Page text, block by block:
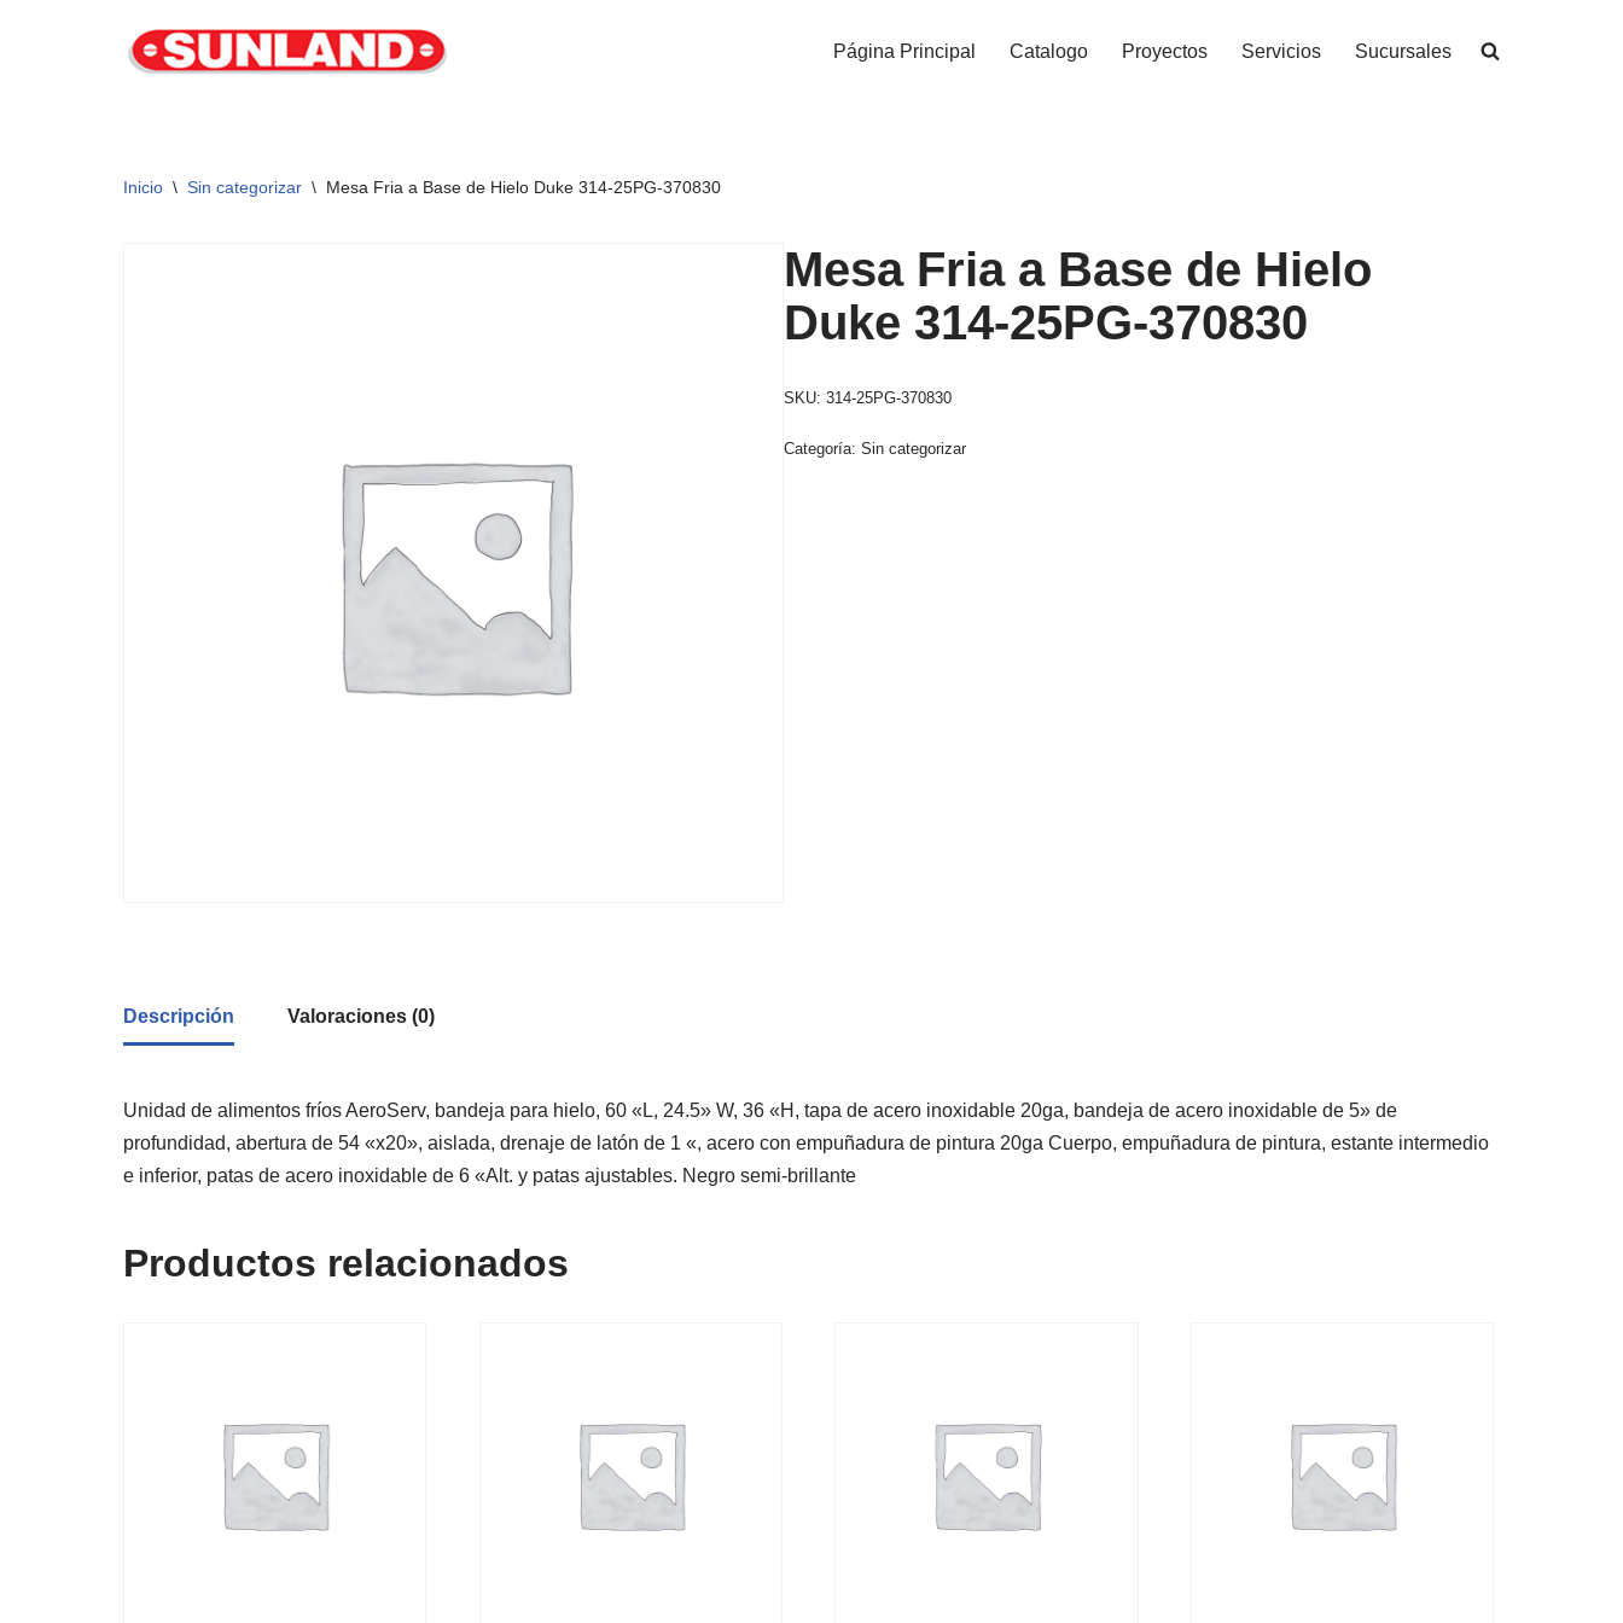
Página Principal Catalogo Proyectos Servicios Sucursales
Inicio \ Sin categorizar \ Mesa Fria a Base de Hielo Duke 314-25PG-370830
Mesa Fria a Base de Hielo
Duke 314-25PG-370830
SKU:314-25PG-370830
Categoría:Sin categorizar
Descripción Valoraciones (0)
Unidad de alimentos fríos AeroServ, bandeja para hielo, 60 «L, 24.5» W, 36 «H, tapa de acero inoxidable 20ga, bandeja de acero inoxidable de 5» de
profundidad, abertura de 54 «x20», aislada, drenaje de latón de 1 «, acero con empuñadura de pintura 20ga Cuerpo, empuñadura de pintura, estante intermedio
e inferior, patas de acero inoxidable de 6 «Alt. y patas ajustables. Negro semi-brillante
Productos relacionados